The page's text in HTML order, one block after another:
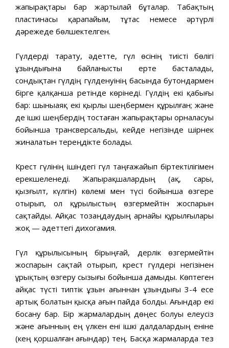
жапырақтары бар жартылай бұталар. Табақтың
пластинасы қарапайым, тұтас немесе әртүрлі
дәрежеде бөлшектелген.
Гүлдерді тарату, әдетте, гүл өсінің тиісті бөлігі
ұзындығына байланысты ерте басталады,
сондықтан гүлдің гүлденуінің басында бутондармен
бірге қалқанша ретінде көрінеді. Гүлдің екі қабығы
бар: шыныаяқ екі қырлы шеңбермен құрылған; және
де ішкі шеңбердің тостаған жапырақтары орналасуы
бойынша трансверсальды, кейде негізінде шірнек
жиналатын тереңдікте болады.
Крест гүлінің ішіндегі гүл таңғажайып біртектілігімен
ерекшеленеді. Жапырақшалардың (ақ, сары,
қызғылт, күлгін) көлемі мен түсі бойынша өзгере
отырып, ол құрылыстың өзгермейтін жоспарын
сақтайды. Айқас тозаңдаудың арнайы құрылғылары
жоқ — әдеттегі дихогамия.
Гүл құрылысының бірыңғай, дерлік өзгермейтін
жоспарын сақтай отырып, крест гүлдері негізінен
ұрықтың өзгеру сызығы бойынша дамыды. Көптеген
айқас түсті типтік ұзын ағыннан ұзындығы 3-4 есе
артық болатын қысқа ағын пайда болды. Ағындар екі
босану бар. Бір жармалардың дөңес болуы елеусіз
және ағынның ең үлкен ені ішкі далдалардың еніне
(кең қоршалған ағындар) тең. Басқа жармаларда тез